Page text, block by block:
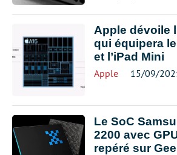
Apple dévoile
qui équipera
et l’iPad Mini
Apple 15/09/
Le SoC
2200 avec
repéré sur